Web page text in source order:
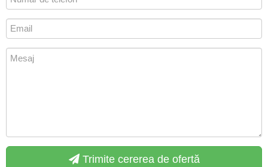
Trimite cererea de ofertă